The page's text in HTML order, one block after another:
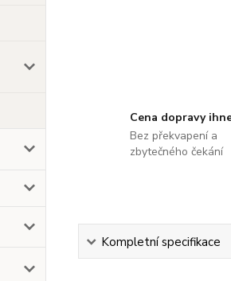
Cena dopravy
Bez překvapení a
zbytečného čekání
Kompletní specifikace